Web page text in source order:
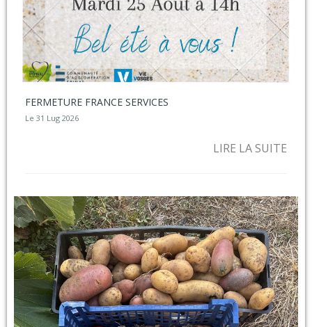
FERMETURE FRANCE SERVICES
Le 31 Lug 2026
LIRE LA SUITE